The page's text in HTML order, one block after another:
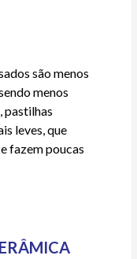
são menos
menos
pastilhas
leves, que
fazem poucas